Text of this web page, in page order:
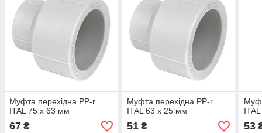
Муфта перехідна PP-r
ITAL 75 x 63 мм
67 ₴
Муфта перехідна PP-r
ITAL 63 x 25 мм
51₴ 53